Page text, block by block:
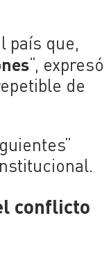
país que,
“, expresó
de
conflicto